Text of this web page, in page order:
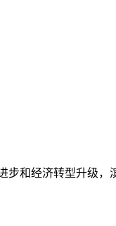
和经济转型升级